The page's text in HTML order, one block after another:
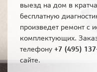
выезд на дом в
бесплатную
произведет ремонт с
комплектующих.
телефону +7 (495)
сайте.